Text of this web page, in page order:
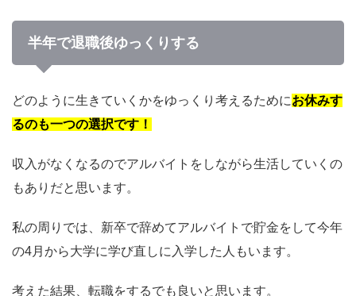
半年で退職後ゆっくりする
どのように生きていくかをゆっくり考えるためにお休みす
るのも一つの選択です！
収入がなくなるのでアルバイトをしながら生活していくの
もありだと思います。
私の周りでは、新卒で辞めてアルバイトで貯金をして今年
の4月から大学に学び直しに入学した人もいます。
考えた結果、転職をするでも良いと思います。